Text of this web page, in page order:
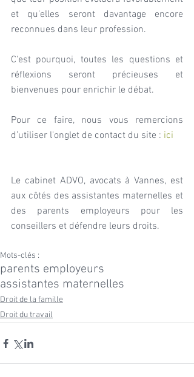
et qu'elles seront davantage encore
reconnues dans leur profession.
C'est pourquoi, toutes les questions et
réflexions seront précieuses et
bienvenues pour enrichir le débat.
Pour ce faire, nous vous remercions
d’utiliser l'onglet de contact du site : ici
Le cabinet ADVO, avocats à Vannes, est
aux côtés des assistantes maternelles et
des parents employeurs pour les
conseillers et défendre leurs droits.
Mots-clés :
parents employeurs
assistantes maternelles
Droit de la famille
Droit du travail